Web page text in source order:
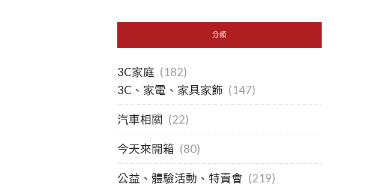
分類
3C家庭 (182)
3C、家電、家具家飾 (147)
汽車相關 (22)
今天來開箱 (80)
公益、體驗活動、特賣會 (219)